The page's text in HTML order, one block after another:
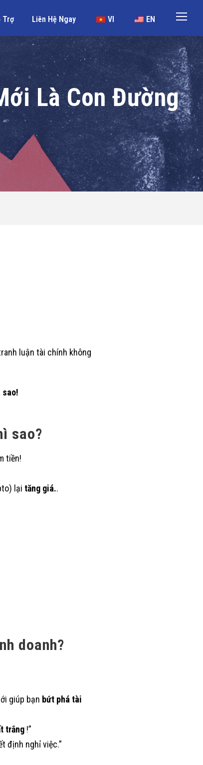
Trợ Liên Hệ Ngay VI EN
Là Con Đường
luận tài chính không
sao!
sao?
tiền!
lại tăng giá..
doanh?
giúp bạn bứt phá tài
trắng !”
định nghỉ việc.”